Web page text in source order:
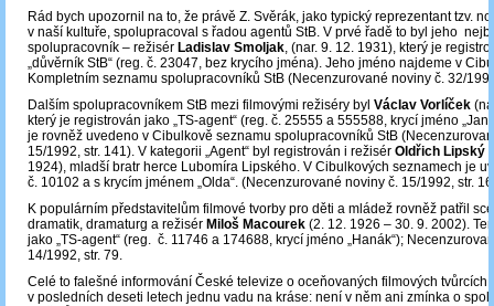
Rád bych upozornil na to, že právě Z. Svěrák, jako typický reprezentant tzv.
v naší kultuře, spolupracoval s řadou agentů StB. V prvé řadě to byl jeho
spolupracovník – režisér Ladislav Smoljak, (nar. 9. 12. 1931), který je
„důvěrník StB“ (reg. č. 23047, bez krycího jména). Jeho jméno najdeme v
Kompletním seznamu spolupracovníků StB (Necenzurované noviny č. 32/
Dalším spolupracovníkem StB mezi filmovými režiséry byl Václav Vorlíček
který je registrován jako „TS-agent“ (reg. č. 25555 a 555588, krycí jméno
je rovněž uvedeno v Cibulkově seznamu spolupracovníků StB
15/1992, str. 141). V kategorii „Agent“ byl registrován i režisér Oldřich Lipský
1924), mladší bratr herce Lubomíra Lipského. V Cibulkových seznamech je
č. 10102 a s krycím jménem „Olda“. (Necenzurované noviny č. 15/1992, str.
K populárním představitelům filmové tvorby pro děti a mládež rovněž patřil
dramatik, dramaturg a režisér Miloš Macourek (2. 12. 1926 – 30. 9. 2002).
jako „TS-agent“ (reg. č. 11746 a 174688, krycí jméno „Hanák“);
14/1992, str. 79.
Celé to falešné informování České televize o oceňovaných filmových tvůrcích
v posledních deseti letech jednu vadu na kráse: není v něm ani zmínka o